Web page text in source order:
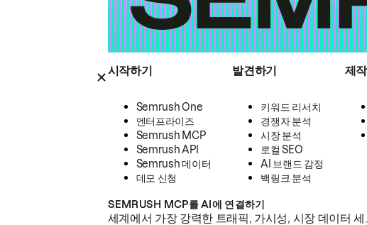
시작하기
Semrush One
엔터프라이즈
Semrush MCP
Semrush API
Semrush 데이터
데모 신청
발견하기
키워드 리서치
경쟁자 분석
시장 분석
로컬 SEO
AI 브랜드 감정
백링크 분석
제
SEMRUSH MCP를 AI에 연결하기
세계에서 가장 강력한 트래픽, 가시성, 시장 데이터